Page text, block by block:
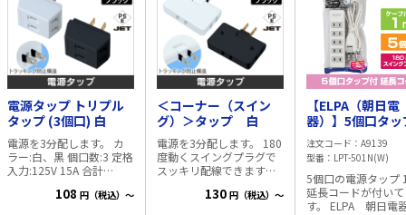
電源タップ トリプル
タップ (3個口) 白
電源を3分配します。 カ
ラー:白、黒 個口数:3 定格
入力:125V 15A 合計
(mm):W32×H47×D25
108 円（税込）～
＜コーナー（スイン
グ）＞タップ 白
電源を3分配します。 180
度動くスイングプラグで
スッキリ配線できます。
格入力:125V15A合計
130 円（税込）～
【ELPA（朝日電
器）】5個口タッ
延長コード 1m [
なスイングプラ
注文コード
A9139
型番
LPT-501N(W)
5個口の電源タップ
延長コードが付い
す。 ELPA 朝日電器製 プ